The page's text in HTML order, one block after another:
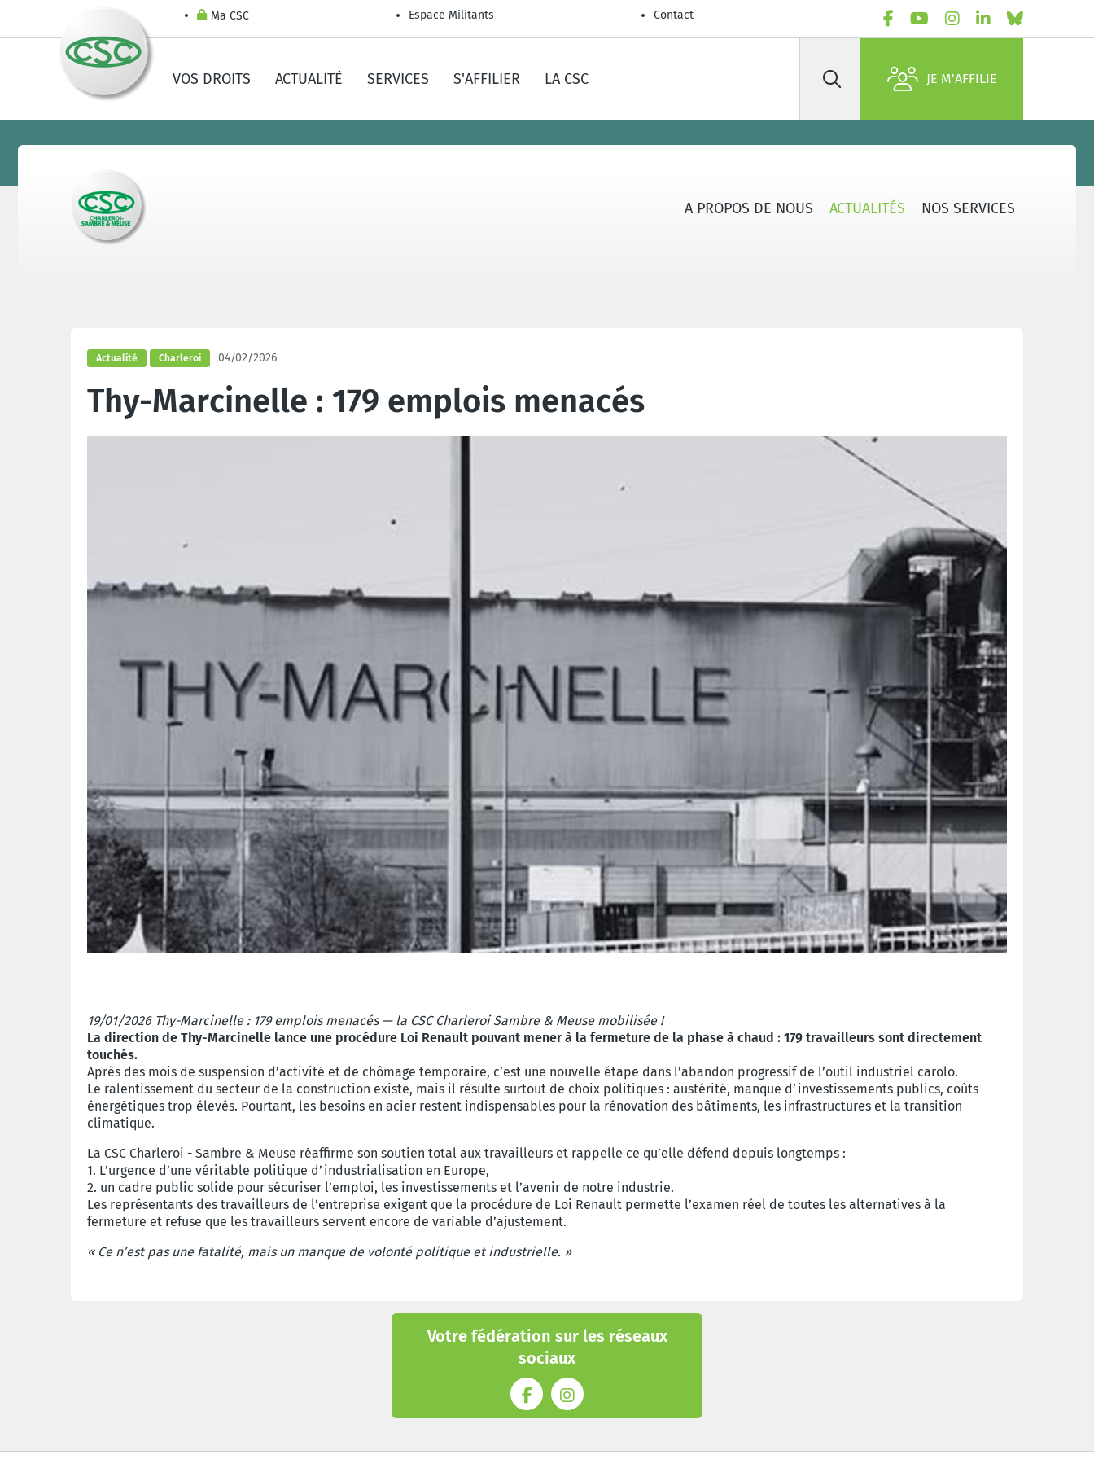
Ma CSC Espace Militants Contact
VOS DROITS ACTUALITÉ SERVICES S'AFFILIER LA CSC Rechercher JE M'AFFILIE
A PROPOS DE NOUS ACTUALITÉS NOS SERVICES
Actualité Charleroi 04/02/2026
Thy-Marcinelle : 179 emplois menacés
19/01/2026 Thy-Marcinelle : 179 emplois menacés — la CSC Charleroi Sambre & Meuse mobilisée !
La direction de Thy-Marcinelle lance une procédure Loi Renault pouvant mener à la fermeture de la phase à chaud : 179 travailleurs sont directement
touchés.
Après des mois de suspension d’activité et de chômage temporaire, c’est une nouvelle étape dans l’abandon progressif de l’outil industriel carolo.
Le ralentissement du secteur de la construction existe, mais il résulte surtout de choix politiques : austérité, manque d’investissements publics, coûts
énergétiques trop élevés. Pourtant, les besoins en acier restent indispensables pour la rénovation des bâtiments, les infrastructures et la transition
climatique.
La CSC Charleroi - Sambre & Meuse réaffirme son soutien total aux travailleurs et rappelle ce qu’elle défend depuis longtemps :
1. L’urgence d’une véritable politique d’industrialisation en Europe,
2. un cadre public solide pour sécuriser l’emploi, les investissements et l’avenir de notre industrie.
Les représentants des travailleurs de l’entreprise exigent que la procédure de Loi Renault permette l’examen réel de toutes les alternatives à la
fermeture et refuse que les travailleurs servent encore de variable d’ajustement.
« Ce n’est pas une fatalité, mais un manque de volonté politique et industrielle. »
Votre fédération sur les réseaux
sociaux